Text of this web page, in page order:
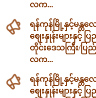
လက...
ရန်ကုန်မြို့နှင့်မန္
ဈေးနှုန်းများနှင့်
တိုင်းဒေသကြီး/ပ
လက...
ရန်ကုန်မြို့နှင့်မန္
ဈေးနှုန်းများနှင့်